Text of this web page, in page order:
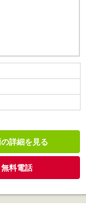
詳細を見る
無料電話